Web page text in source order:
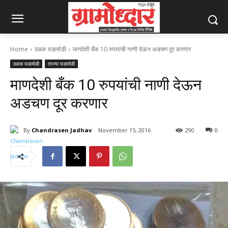
Home ठळक घडामोडी माणदेशी बँक 10 रुपयांची नाणी देऊन अडचण दूर करणार
ठळक घडामोडी ताज्या घडामोडी
माणदेशी बँक 10 रुपयांची नाणी देऊन
अडचण दूर करणार
By Chandrasen Jadhav November 15, 2016 0
290